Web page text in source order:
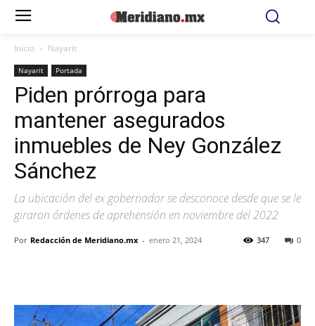
Inicio Nayarit
Nayarit Portada
Piden prórroga para
mantener asegurados
inmuebles de Ney González
Sánchez
La ubicación del ex gobernador se desconoce desde que se le
giraron órdenes de aprehensión en noviembre del 2022
Por Redacción de Meridiano.mx - enero 21, 2024 0
347